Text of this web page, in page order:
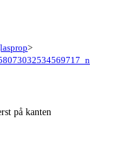
>
på kanten